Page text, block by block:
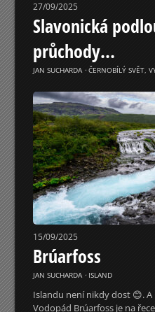
27/09/2025
Slavonická
průchody…
JAN SUCHARDA ⋅ ČERNOBÍLÝ SVĚT,
15/09/2025
Brúarfoss
JAN SUCHARDA ⋅ ISLAND
Islandu není nikdy dost 😊.
Vodopád Brúarfoss je na